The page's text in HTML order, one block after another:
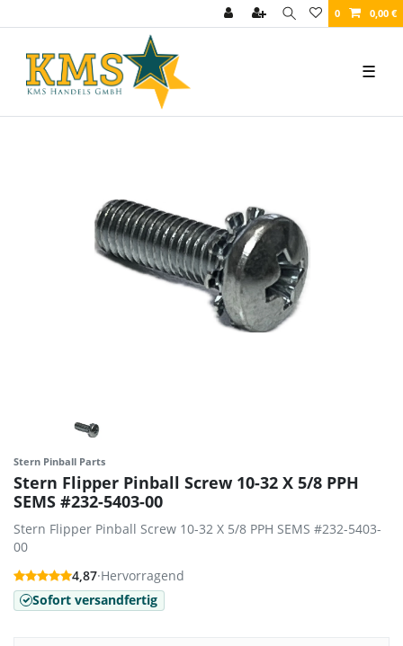
0 0,00 €
☰
Stern Pinball Parts
Stern Flipper Pinball Screw 10-32 X 5/8 PPH
SEMS #232-5403-00
Stern Flipper Pinball Screw 10-32 X 5/8 PPH SEMS #232-5403-
00
4,87·Hervorragend
Sofort versandfertig